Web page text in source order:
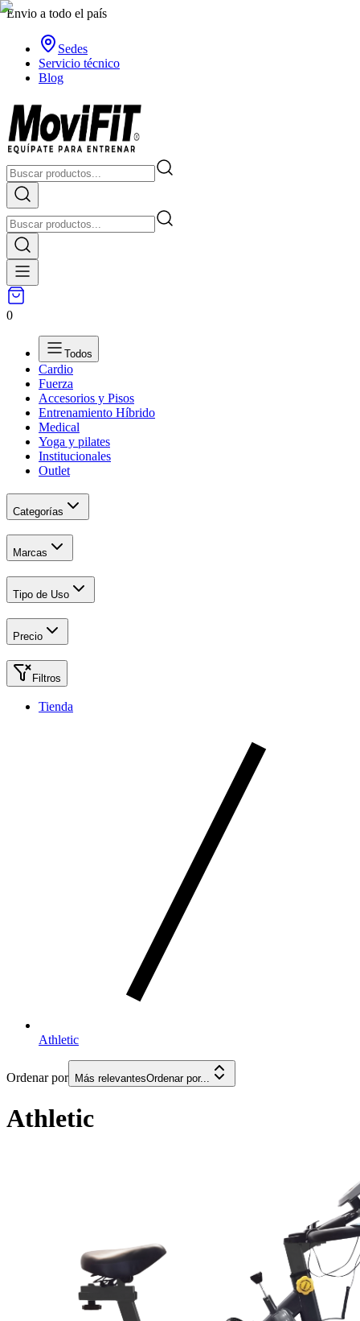
Envio a todo el país
Sedes
Servicio técnico
Blog
0
Todos
Cardio
Fuerza
Accesorios y Pisos
Entrenamiento Híbrido
Medical
Yoga y pilates
Institucionales
Outlet
Categorías
Marcas
Tipo de Uso
Precio
Filtros
Tienda
Athletic
Ordenar por Más relevantesOrdenar por...
Athletic